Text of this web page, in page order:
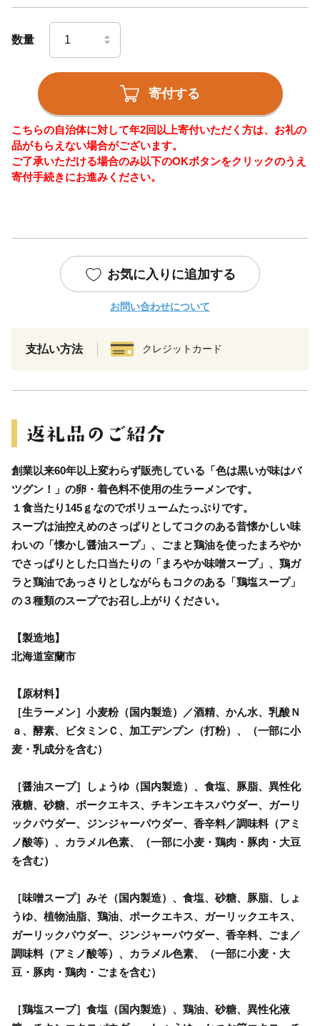
数量
寄付する
こちらの自治体に対して年2回以上寄付いただく方は、お礼の
品がもらえない場合がございます。
ご了承いただける場合のみ以下のOKボタンをクリックのうえ
寄付手続きにお進みください。
お気に入りに追加する
お問い合わせについて
支払い方法 クレジットカード
創業以来60年以上変わらず販売している「色は黒いが味はバ
ツグン！」の卵・着色料不使用の生ラーメンです。
１食当たり145ｇなのでボリュームたっぷりです。
スープは油控えめのさっぱりとしてコクのある昔懐かしい味
わいの「懐かし醤油スープ」、ごまと鶏油を使ったまろやか
でさっぱりとした口当たりの「まろやか味噌スープ」、鶏ガ
ラと鶏油であっさりとしながらもコクのある「鶏塩スープ」
の３種類のスープでお召し上がりください。
【製造地】
北海道室蘭市
【原材料】
［生ラーメン］小麦粉（国内製造）／酒精、かん水、乳酸Ｎ
ａ、酵素、ビタミンＣ、加工デンプン（打粉）、（一部に小
麦・乳成分を含む）
［醤油スープ］しょうゆ（国内製造）、食塩、豚脂、異性化
液糖、砂糖、ポークエキス、チキンエキスパウダー、ガーリ
ックパウダー、ジンジャーパウダー、香辛料／調味料（アミ
ノ酸等）、カラメル色素、（一部に小麦・鶏肉・豚肉・大豆
を含む）
［味噌スープ］みそ（国内製造）、食塩、砂糖、豚脂、しょ
うゆ、植物油脂、鶏油、ポークエキス、ガーリックエキス、
ガーリックパウダー、ジンジャーパウダー、香辛料、ごま／
調味料（アミノ酸等）、カラメル色素、（一部に小麦・大
豆・豚肉・鶏肉・ごまを含む）
［鶏塩スープ］食塩（国内製造）、鶏油、砂糖、異性化液